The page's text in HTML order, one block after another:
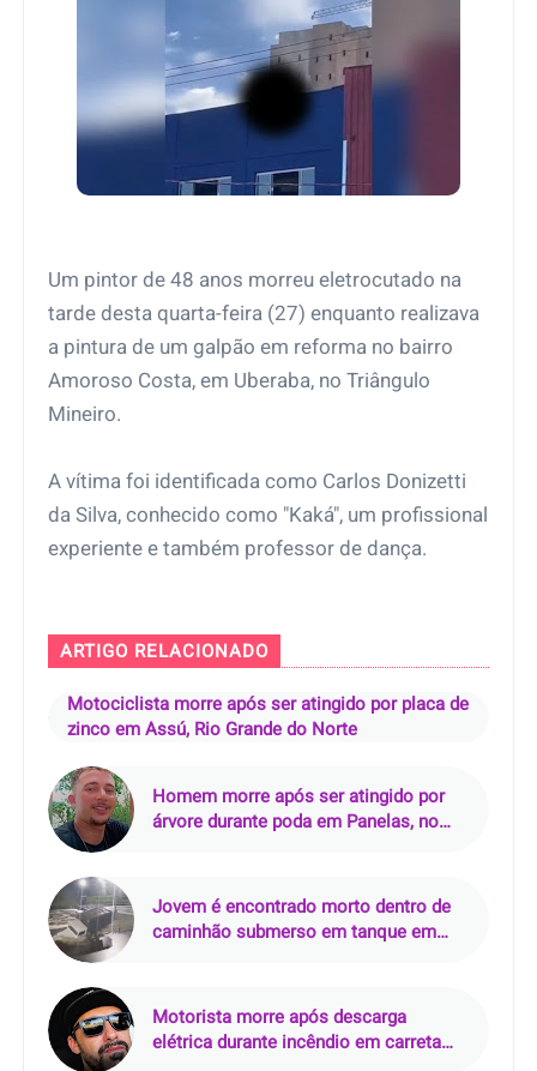
Um pintor de 48 anos morreu eletrocutado na
tarde desta quarta-feira (27) enquanto realizava
a pintura de um galpão em reforma no bairro
Amoroso Costa, em Uberaba, no Triângulo
Mineiro.
A vítima foi identificada como Carlos Donizetti
da Silva, conhecido como "Kaká", um profissional
experiente e também professor de dança.
ARTIGO RELACIONADO
Motociclista morre após ser atingido por placa de
zinco em Assú, Rio Grande do Norte
Homem morre após ser atingido por
árvore durante poda em Panelas, no
Jovem é encontrado morto dentro de
caminhão submerso em tanque em
Motorista morre após descarga
elétrica durante incêndio em carreta